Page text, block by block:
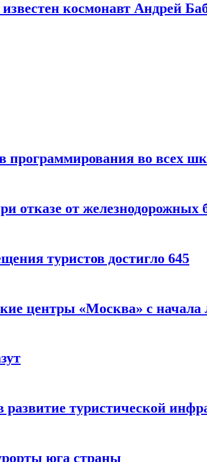
космонавт Андрей
программирования во всех
отказе от железнодорожных
туристов достигло 645
центры «Москва» с начала
туристической
юга страны